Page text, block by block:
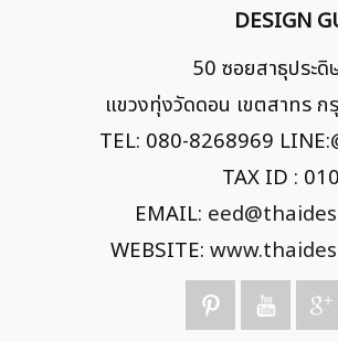
DESIGN
50 ซอยสาธุประ
แขวงทุ่งวัดดอน เขตสาทร
TEL: 080-8268969 LINE:
TAX ID :
EMAIL:
WEBSITE: